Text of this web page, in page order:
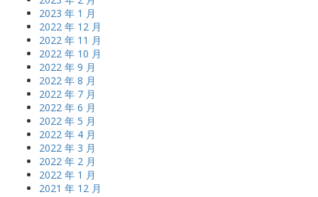
2023 年 1 月
2022 年 12 月
2022 年 11 月
2022 年 10 月
2022 年 9 月
2022 年 8 月
2022 年 7 月
2022 年 6 月
2022 年 5 月
2022 年 4 月
2022 年 3 月
2022 年 2 月
2022 年 1 月
2021 年 12 月